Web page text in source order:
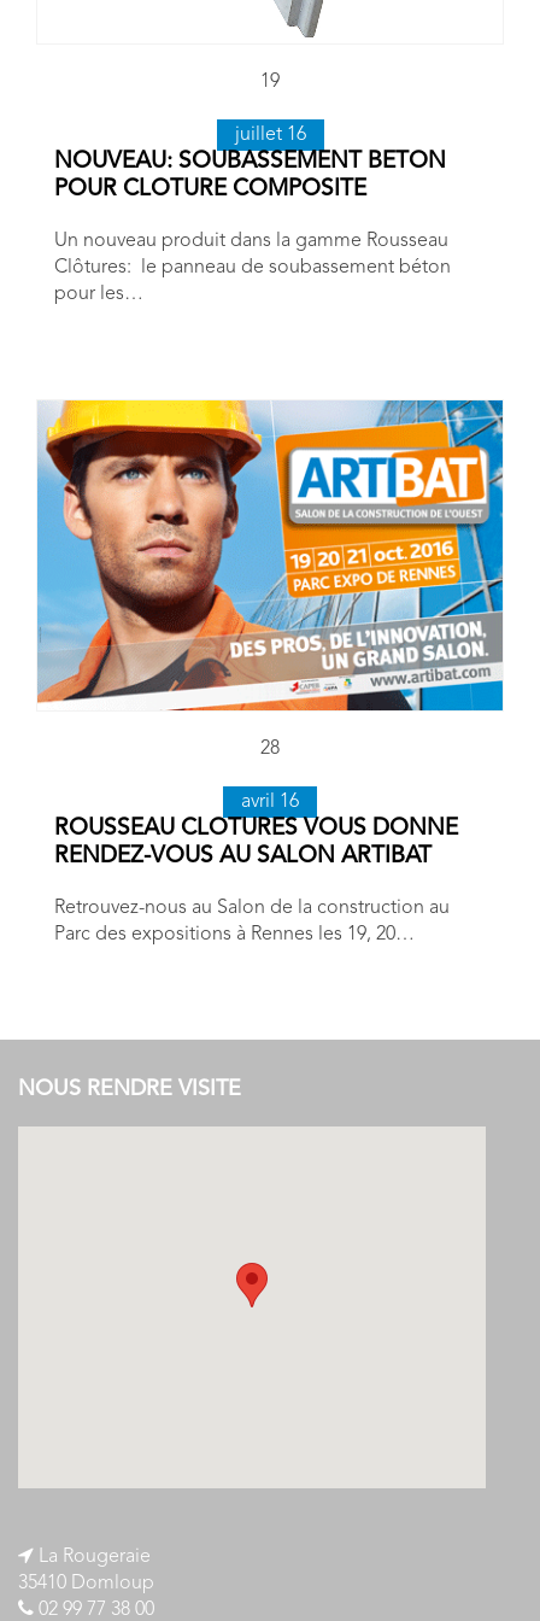
19
juillet 16
NOUVEAU: SOUBASSEMENT BETON
POUR CLOTURE COMPOSITE
Un nouveau produit dans la gamme Rousseau
Clôtures: le panneau de soubassement béton
pour les…
28
avril 16
ROUSSEAU CLOTURES VOUS DONNE
RENDEZ-VOUS AU SALON ARTIBAT
Retrouvez-nous au Salon de la construction au
Parc des expositions à Rennes les 19, 20…
NOUS RENDRE VISITE
La Rougeraie
35410 Domloup
02 99 77 38 00